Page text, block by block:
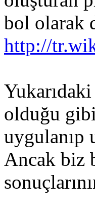
bol olarak
http://
olduğu
uygulanıp
Ancak biz